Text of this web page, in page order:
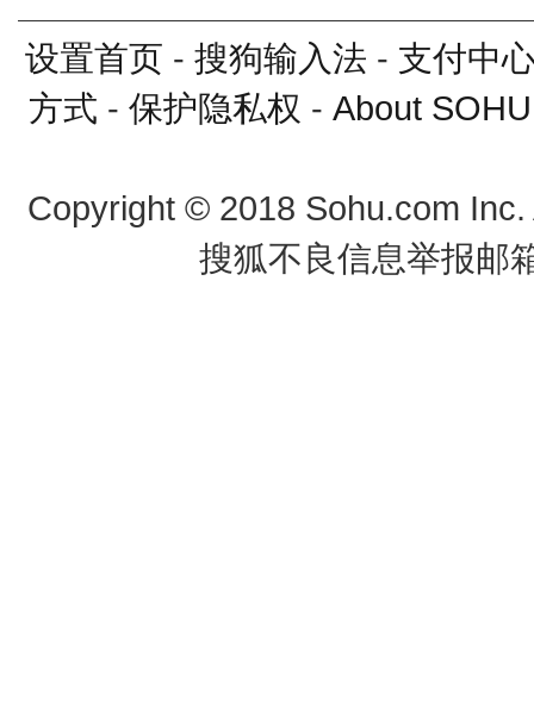
设置首页 - 搜狗输入法 - 支付中
方式 - 保护隐私权 - About SOHU
Copyright © 2018 Sohu.com
搜狐不良信息举报邮